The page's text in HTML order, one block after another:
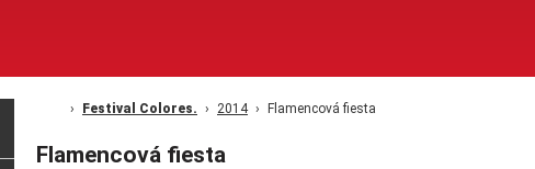
Festival Colores. 2014 Flamencová fiesta
Flamencová fiesta